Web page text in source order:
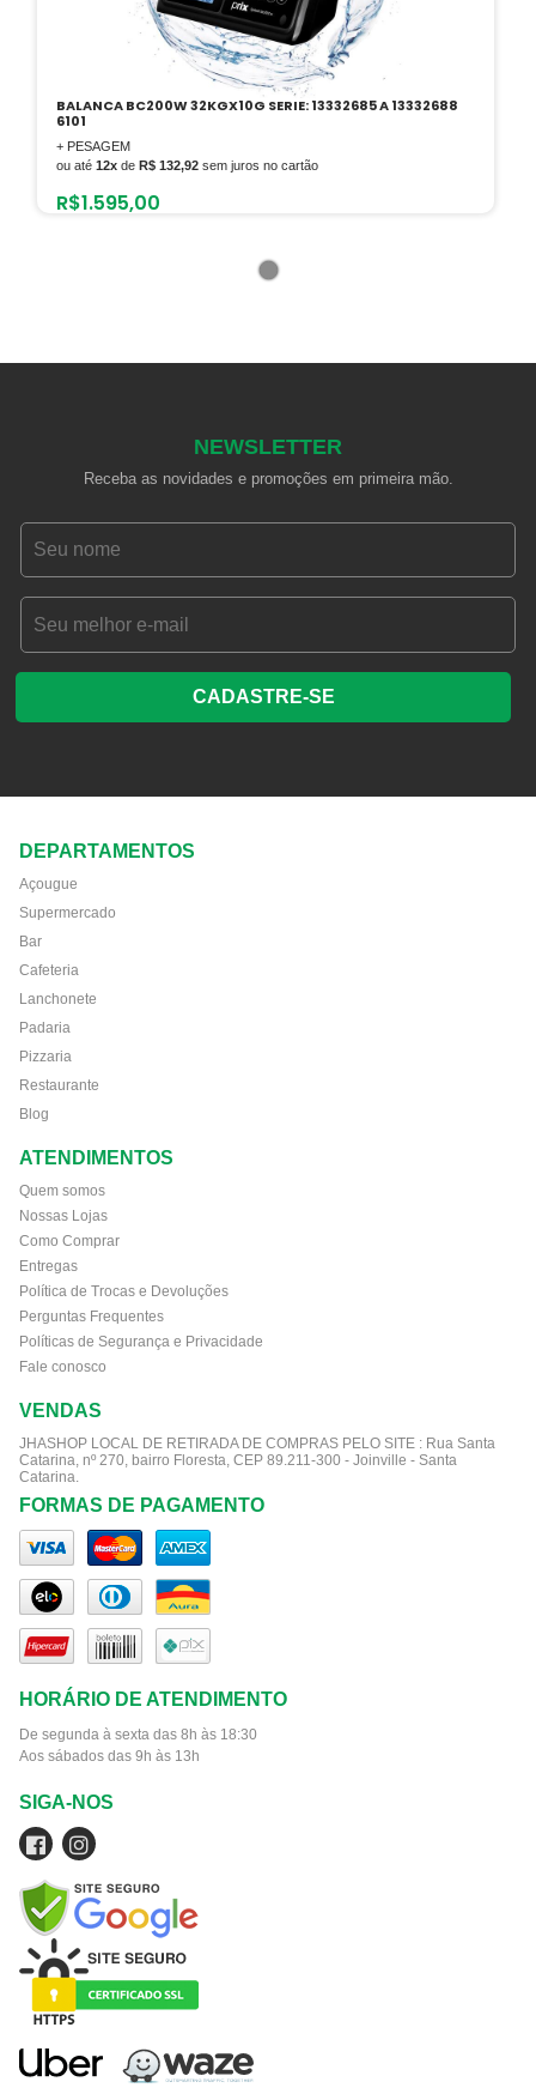
BALANCA BC200W 32KGX10G SERIE: 13332685 A 13332688
6101
+ PESAGEM
ou até 12x de R$ 132,92 sem juros no cartão
R$1.595,00
1
NEWSLETTER
Receba as novidades e promoções em primeira mão.
CADASTRE-SE
DEPARTAMENTOS
Açougue
Supermercado
Bar
Cafeteria
Lanchonete
Padaria
Pizzaria
Restaurante
Blog
ATENDIMENTOS
Quem somos
Nossas Lojas
Como Comprar
Entregas
Política de Trocas e Devoluções
Perguntas Frequentes
Políticas de Segurança e Privacidade
Fale conosco
VENDAS
JHASHOP LOCAL DE RETIRADA DE COMPRAS PELO SITE : Rua Santa
Catarina, nº 270, bairro Floresta, CEP 89.211-300 - Joinville - Santa
Catarina.
FORMAS DE PAGAMENTO
HORÁRIO DE ATENDIMENTO
De segunda à sexta das 8h às 18:30
Aos sábados das 9h às 13h
SIGA-NOS